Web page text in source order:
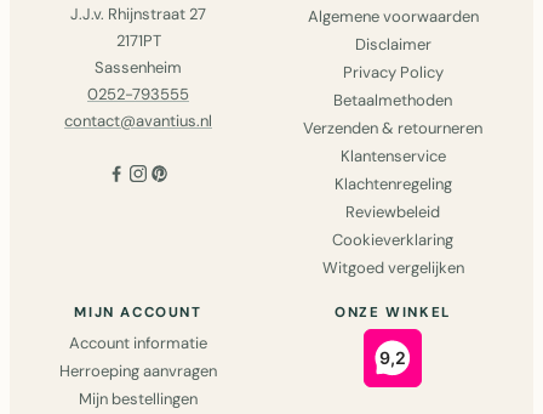
J.J.v. Rhijnstraat 27
2171PT
Sassenheim
0252-793555
contact@avantius.nl
Algemene voorwaarden
Disclaimer
Privacy Policy
Betaalmethoden
Verzenden & retourneren
Klantenservice
Klachtenregeling
Reviewbeleid
Cookieverklaring
Witgoed vergelijken
MIJN ACCOUNT
Account informatie
Herroeping aanvragen
Mijn bestellingen
ONZE WINKEL